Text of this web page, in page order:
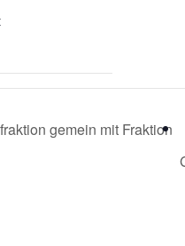
gemein mit Fraktion